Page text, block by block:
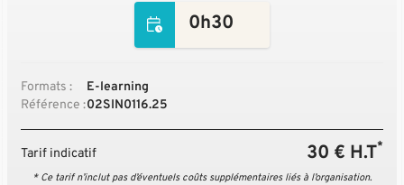
0h30
Formats :
E-learning
Référence :02SIN0116.25
Tarif indicatif 30 € H.T*
* Ce tarif n’inclut pas d’éventuels coûts supplémentaires liés à l’organisation.